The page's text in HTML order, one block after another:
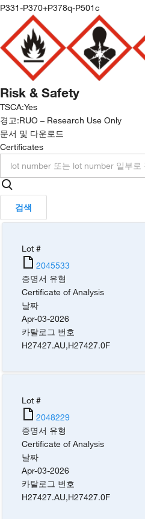
P331-P370+P378q-P501c
Risk & Safety
TSCA:Yes
경고:RUO – Research Use Only
문서 및 다운로드
Certificates
검색
Lot #
2045533
증명서 유형
Certificate of Analysis
날짜
Apr-03-2026
카탈로그 번호
H27427.AU,H27427.0F
Lot #
2048229
증명서 유형
Certificate of Analysis
날짜
Apr-03-2026
카탈로그 번호
H27427.AU,H27427.0F